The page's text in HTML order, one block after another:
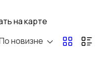
Домашняя одежда
на карте
новизне